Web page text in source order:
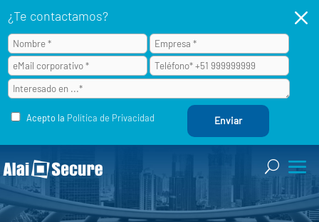
¿Te contactamos?
Acepto la Política de Privacidad
M